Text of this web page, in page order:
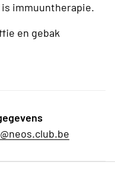
immuuntherapie.
en gebak